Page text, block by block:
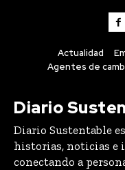
Actualidad
Agentes de
Diario
Diario Sustentable
historias, noticias e
conectando a